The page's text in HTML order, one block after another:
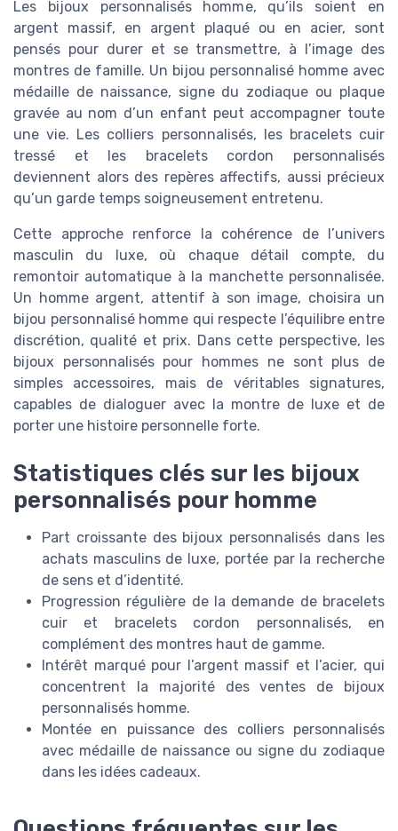
Les bijoux personnalisés homme, qu’ils soient en
argent massif, en argent plaqué ou en acier, sont
pensés pour durer et se transmettre, à l’image des
montres de famille. Un bijou personnalisé homme avec
médaille de naissance, signe du zodiaque ou plaque
gravée au nom d’un enfant peut accompagner toute
une vie. Les colliers personnalisés, les bracelets cuir
tressé et les bracelets cordon personnalisés
deviennent alors des repères affectifs, aussi précieux
qu’un garde temps soigneusement entretenu.
Cette approche renforce la cohérence de l’univers
masculin du luxe, où chaque détail compte, du
remontoir automatique à la manchette personnalisée.
Un homme argent, attentif à son image, choisira un
bijou personnalisé homme qui respecte l’équilibre entre
discrétion, qualité et prix. Dans cette perspective, les
bijoux personnalisés pour hommes ne sont plus de
simples accessoires, mais de véritables signatures,
capables de dialoguer avec la montre de luxe et de
porter une histoire personnelle forte.
Statistiques clés sur les bijoux
personnalisés pour homme
Part croissante des bijoux personnalisés dans les
achats masculins de luxe, portée par la recherche
de sens et d’identité.
Progression régulière de la demande de bracelets
cuir et bracelets cordon personnalisés, en
complément des montres haut de gamme.
Intérêt marqué pour l’argent massif et l’acier, qui
concentrent la majorité des ventes de bijoux
personnalisés homme.
Montée en puissance des colliers personnalisés
avec médaille de naissance ou signe du zodiaque
dans les idées cadeaux.